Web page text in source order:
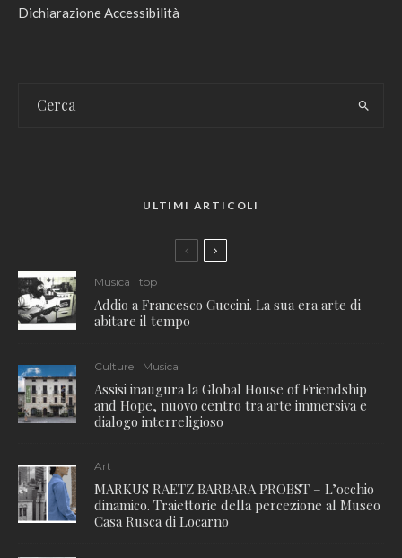
Dichiarazione Accessibilità
ULTIMI ARTICOLI
Musica top
Addio a Francesco Guccini. La sua era arte di
abitare il tempo
Culture Musica
Assisi inaugura la Global House of Friendship
and Hope, nuovo centro tra arte immersiva e
dialogo interreligioso
Art
MARKUS RAETZ BARBARA PROBST – L’occhio
dinamico. Traiettorie della percezione al Museo
Casa Rusca di Locarno